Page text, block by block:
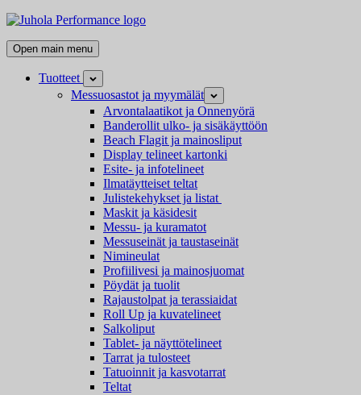
Skip
content
Juhola
Kaikki
messutuotteet
mainostarvikkeet
Open main menu
Tuotteet
Open
child
menu
Messuosastot ja myymälät Open
child
menu
Arvontalaatikot ja Onnenyörä
Banderollit ulko- ja sisäkäyttöön
Beach Flagit ja mainosliput
Display telineet kartonki
Esite- ja infotelineet
Ilmatäytteiset teltat
Julistekehykset ja listat
Maskit ja käsidesit
Messu- ja kuramatot
Messuseinät ja taustaseinät
Nimineulat
Profiilivesi ja mainosjuomat
Pöydät ja tuolit
Rajaustolpat ja terassiaidat
Roll Up ja kuvatelineet
Salkoliput
Tablet- ja näyttötelineet
Tarrat ja tulosteet
Tatuoinnit ja kasvotarrat
Teltat